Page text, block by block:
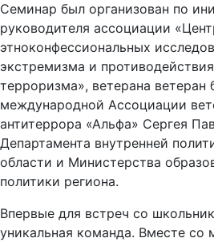
Семинар был организован по
руководителя ассоциации
этноконфессиональных
экстремизма и
терроризма», ветерана ветеран
международной Ассоциации
антитеррора «Альфа» Сергея
Департамента внутренней
области и Министерства
политики региона.
Впервые для встреч со
уникальная команда. Вместе